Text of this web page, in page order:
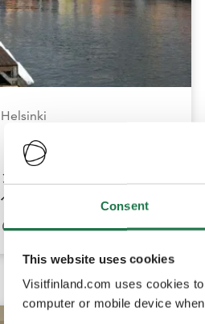
Consent
This website uses cookies
Visitfinland.com uses cookies
computer or mobile device
Helsinki
タリンからヘルシンキ
への日帰り旅行
1 日